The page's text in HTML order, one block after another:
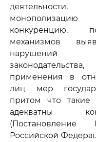
конкуренцию,
механизмов
нарушений
применения в
лиц мер
притом что
адекватны
(Постановление
Российской